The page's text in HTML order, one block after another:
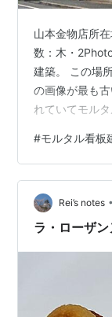
山本金物店所
数：木・
建築。 この場
の画像が最も
れていてモル
時点でも建物
金物店として
降の画像では
その様子から
岡の建築・土
#モルタル看板
Rei’s notes •
ラ・ローザ